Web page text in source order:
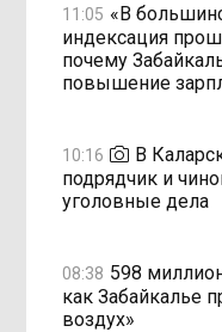
11:05 «В
индексация
почему
повышение
10:16
В
подрядчик и
уголовные дела
08:38 598
как Забайкалье
воздух»